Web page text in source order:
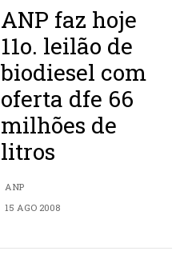
ANP faz hoje
11o. leilão de
biodiesel com
oferta dfe 66
milhões de
litros
ANP
15 AGO 2008